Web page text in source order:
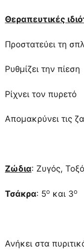
Θεραπευτικές
Προστατεύει τη
Ρυθμίζει την πίεση
Ρίχνει τον πυρετό
Απομακρύνει τις
Ζώδια: Ζυγός,
Τσάκρα: 5ο και 3ο
Ανήκει στα